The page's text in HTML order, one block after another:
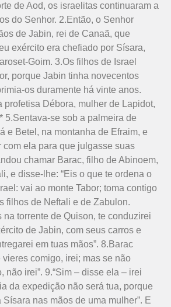
de Aod, os israe­litas continuaram a
do Senhor. 2.Então, o Senhor
de Jabin, rei de Canaã, que
exército era chefiado por Sísara,
Goim. 3.Os filhos de Israel
porque Jabin tinha novecentos
os duramente há vinte anos.
profetisa Débora, mulher de Lapidot,
5.Sentava-se sob a palmeira de
e Betel, na montanha de Efraim, e
com ela para que julgasse suas
chamar Barac, filho de Abinoem,
e disse-lhe: “Eis o que te ordena o
vai ao monte Tabor; toma contigo
filhos de Neftali e de Zabulon.
na torrente de Quison, te conduzirei
de Jabin, com seus carros e
em tuas mãos”. 8.Barac
vieres comigo, irei; mas se não
não irei”. 9.“Sim – disse ela – irei
da expedição não será tua, porque
nas mãos de uma mulher”. E